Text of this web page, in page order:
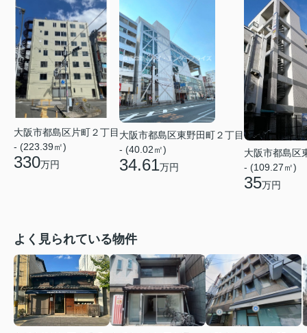
大阪市都島区片町２丁目
- (223.39㎡)
330万円
大阪市都島区東野田町２丁目
- (40.02㎡)
34.61万円
大阪市都島区
- (109.27㎡)
35万円
よく見られている物件